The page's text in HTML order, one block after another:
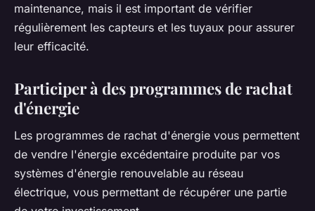
maintenance, mais il est important de vérifier
régulièrement les capteurs et les tuyaux pour assurer
leur efficacité.
Participer à des programmes de rachat
d'énergie
Les programmes de rachat d'énergie vous permettent
de vendre l'énergie excédentaire produite par vos
systèmes d'énergie renouvelable au réseau
électrique, vous permettant de récupérer une partie